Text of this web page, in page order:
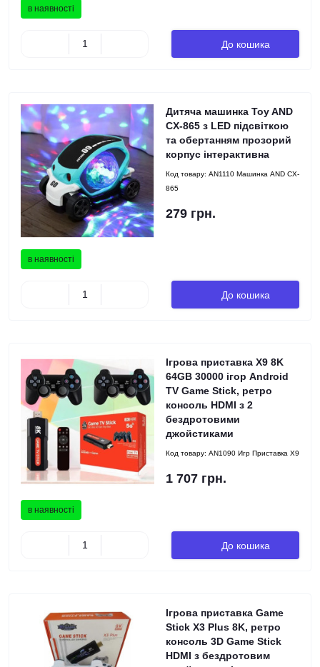
в наявності
До кошика
в наявності
Дитяча машинка Toy AND
CX-865 з LED підсвіткою
та обертанням прозорий
корпус інтерактивна
Код товару: AN1110 Машинка AND CX-
865
279 грн.
До кошика
в наявності
Ігрова приставка X9 8K
64GB 30000 ігор Android
TV Game Stick, ретро
консоль HDMI з 2
бездротовими
джойстиками
Код товару: AN1090 Игр Приставка X9
1 707 грн.
До кошика
Ігрова приставка Game
Stick X3 Plus 8K, ретро
консоль 3D Game Stick
HDMI з бездротовим